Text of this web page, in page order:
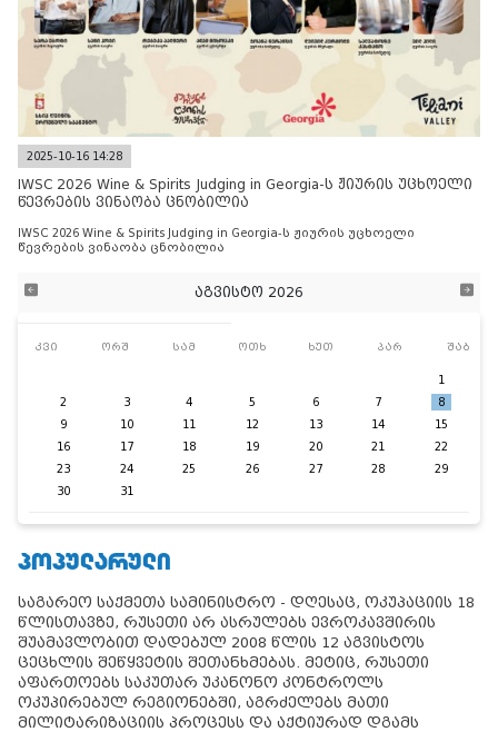
2025-10-16 14:28
IWSC 2026 Wine & Spirits Judging in Georgia-ს ჟიურის უცხოელი
წევრების ვინაობა ცნობილია
IWSC 2026 Wine & Spirits Judging in Georgia-ს ჟიურის უცხოელი
წევრების ვინაობა ცნობილია
აგვისტო 2026
კვი ორშ სამ ოთხ ხუთ პარ შაბ
1
2
3 4 5 6 7
8
9
10 11 12 13 14
15
16
17 18 19 20 21
22
23
24 25 26 27 28
29
30
31
ᲞᲝᲞᲣᲚᲐᲠᲣᲚᲘ
საგარეო საქმეთა სამინისტრო - დღესაც, ოკუპაციის 18
წლისთავზე, რუსეთი არ ასრულებს ევროკავშირის
შუამავლობით დადებულ 2008 წლის 12 აგვისტოს
ცეცხლის შეწყვეტის შეთანხმებას. მეტიც, რუსეთი
აფართოებს საკუთარ უკანონო კონტროლს
ოკუპირებულ რეგიონებში, აგრძელებს მათი
მილიტარიზაციის პროცესს და აქტიურად დგამს